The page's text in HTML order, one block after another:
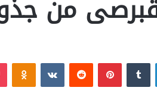
من
لينكدإن بينتيريست